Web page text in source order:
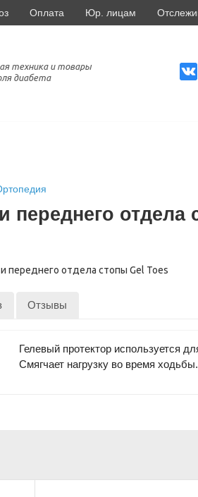
Оплата Юр. лицам
техника и товары
диабета
переднего отдела
Отзывы
Гелевый протектор используется
Смягчает нагрузку во время